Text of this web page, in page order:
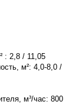
: 2,8 / 11,05
м²: 4,0-8,0 /
м³/час: 800